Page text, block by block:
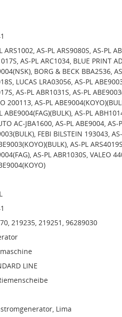
ARS1002, AS-PL ARS9080S, AS-PL
AS-PL ARC1034, BLUE PRINT
BORG & BECK BBA2536,
LUCAS LRA03056, AS-PL
AS-PL ABR1031S, AS-PL
200113, AS-PL
ABE9004(FAG)(BULK), AS-PL
AC-JBA1600, AS-PL ABE9004, AS-
FEBI BILSTEIN 193043,
AS-PL
AS-PL ABR1030S, VALEO
219235, 219251, 96289030
LINE
Lima